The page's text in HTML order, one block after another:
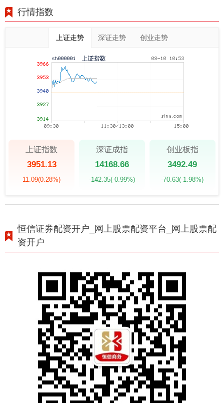
行情指数
上证走势 深证走势 创业走势
上证指数
3951.13
11.09(0.28%)
深证成指
14168.66
-142.35(-0.99%)
创业板指
3492.49
-70.63(-1.98%)
恒信证券配资开户_网上股票配资平台_网上股票配
资开户